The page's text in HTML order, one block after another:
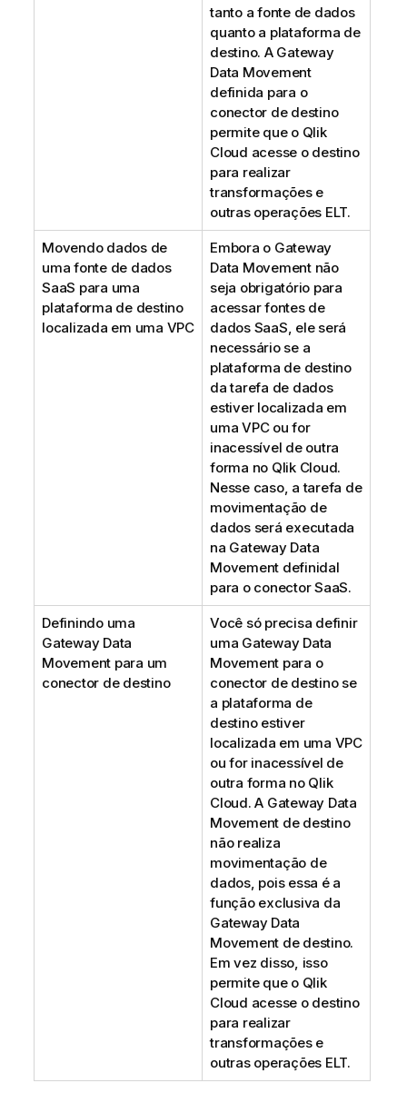
tanto a fonte de dados
quanto a plataforma de
destino. A Gateway
Data Movement
definida para o
conector de destino
permite que o Qlik
Cloud acesse o destino
para realizar
transformações e
outras operações ELT.
Movendo dados de
uma fonte de dados
SaaS para uma
plataforma de destino
localizada em uma VPC
Embora o Gateway
Data Movementnão
seja obrigatório para
acessar fontes de
dados SaaS, ele será
necessário se a
plataforma de destino
da tarefa de dados
estiver localizada em
uma VPC ou for
inacessível de outra
forma no Qlik Cloud.
Nesse caso, a tarefa de
movimentação de
dados será executada
na Gateway Data
Movement definidal
para o conector SaaS.
Definindo uma
Gateway Data
Movement para um
conector de destino
Você só precisa definir
uma Gateway Data
Movement para o
conector de destino se
a plataforma de
destino estiver
localizada em uma VPC
ou for inacessível de
outra forma no Qlik
Cloud. A Gateway Data
Movement de destino
não realiza
movimentação de
dados, pois essa é a
função exclusiva da
Gateway Data
Movement de destino.
Em vez disso, isso
permite que o Qlik
Cloud acesse o destino
para realizar
transformações e
outras operações ELT.